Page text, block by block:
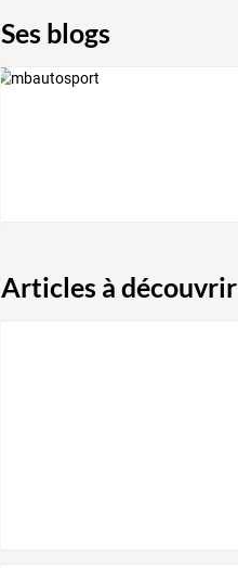
Ses blogs
Articles à découvrir